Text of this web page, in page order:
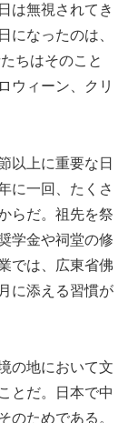
は無視されてき
になったのは、
ちはそのこと
ウィーン、クリ
以上に重要な日
に一回、たくさ
らだ。祖先を祭
学金や祠堂の修
では、広東省佛
に添える習慣が
の地において文
とだ。日本で中
のためである。